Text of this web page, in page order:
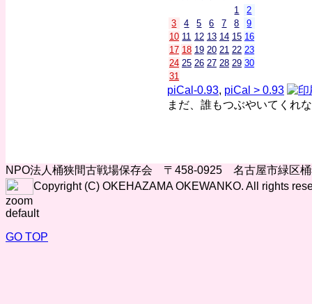
1
2
3
4 5 6 7 8
9
10 11 12 13 14 15 16
17 18 19 20 21 22 23
24 25 26 27 28 29 30
31
piCal-0.93, piCal > 0.93
まだ、誰もつぶやいてくれ
NPO法人桶狭間古戦場保存会 〒458-0925 名古屋市緑区桶
Copyright (C) OKEHAZAMA OKEWANKO. All rights
zoom
default
GO TOP